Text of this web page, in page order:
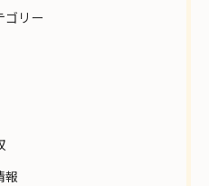
ゴリー
報